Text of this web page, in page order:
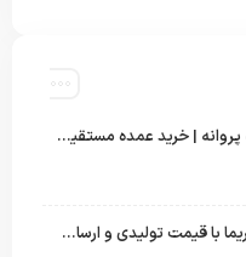
قیمت پتو تک نفره برجسته پروانه | خرید عمده مستقیم با بهترین قیمت بازار
فروش عمده پتو یک‌نفره پریما با قیمت تولیدی و ارسال به سراسر کشور